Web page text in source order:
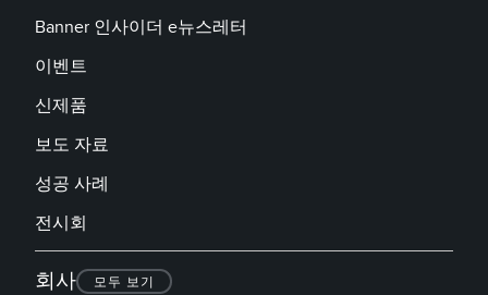
Banner 인사이더 e뉴스레터
이벤트
신제품
보도 자료
성공 사례
전시회
회사 모두 보기